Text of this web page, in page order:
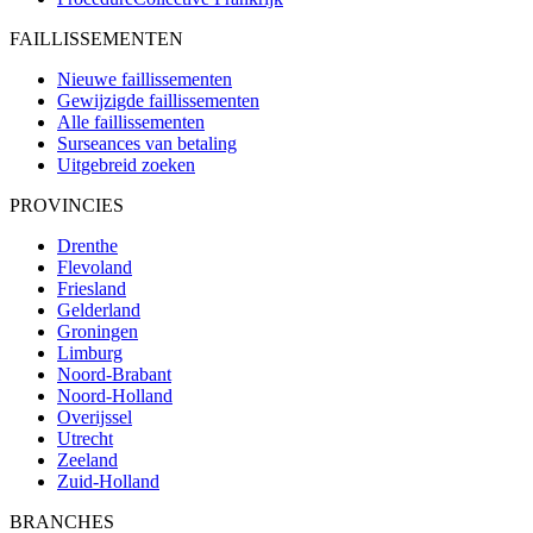
FAILLISSEMENTEN
Nieuwe faillissementen
Gewijzigde faillissementen
Alle faillissementen
Surseances van betaling
Uitgebreid zoeken
PROVINCIES
Drenthe
Flevoland
Friesland
Gelderland
Groningen
Limburg
Noord-Brabant
Noord-Holland
Overijssel
Utrecht
Zeeland
Zuid-Holland
BRANCHES